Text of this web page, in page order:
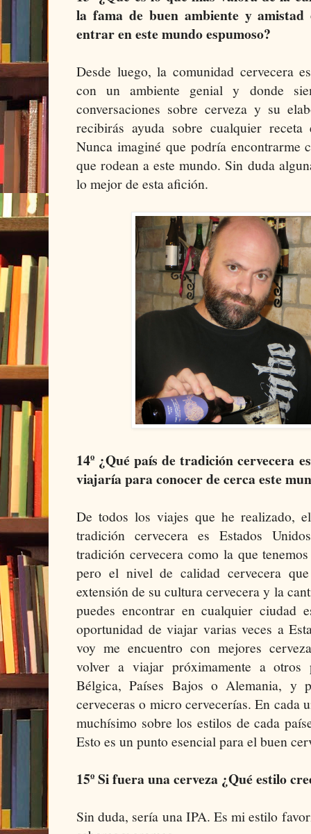
la fama de buen ambiente y
entrar en este mundo espumoso?
Desde luego, la comunidad cervecera
con un ambiente genial y donde
conversaciones sobre cerveza y su
recibirás ayuda sobre cualquier
Nunca imaginé que podría encontrarme
que rodean a este mundo. Sin duda
lo mejor de esta afición.
14º ¿Qué país de tradición cervecera
viajaría para conocer de cerca este
De todos los viajes que he realizado,
tradición cervecera es Estados
tradición cervecera como la que
pero el nivel de calidad cervecera
extensión de su cultura cervecera y la
puedes encontrar en cualquier ciudad
oportunidad de viajar varias veces a
voy me encuentro con mejores
volver a viajar próximamente a otros
Bélgica, Países Bajos o Alemania, y
cerveceras o micro cervecerías. En cada
muchísimo sobre los estilos de cada
Esto es un punto esencial para el buen
15º Si fuera una cerveza ¿Qué estilo
Sin duda, sería una IPA. Es mi estilo